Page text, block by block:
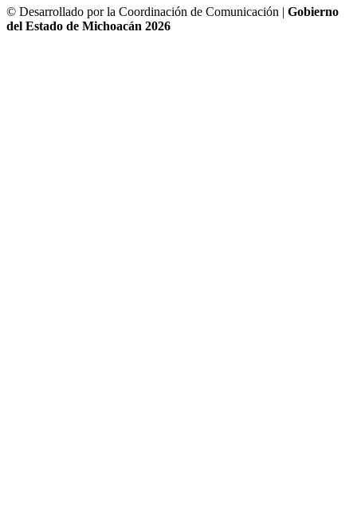
© Desarrollado por la Coordinación de Comunicación | Gobierno
del Estado de Michoacán 2026